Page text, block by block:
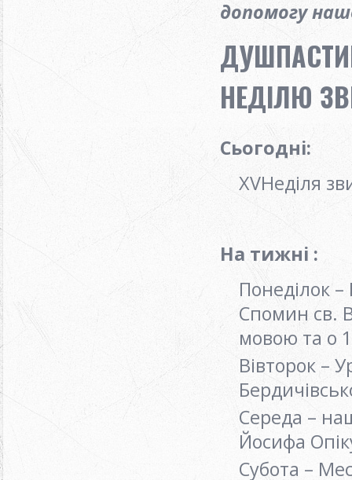
допомогу
НЕДІЛЮ
Сьогодні:
ХVНеділя
На тижні :
Понеділок
Спомин св.
мовою та о
Вівторок –
Середа –
Йосифа
Субота –